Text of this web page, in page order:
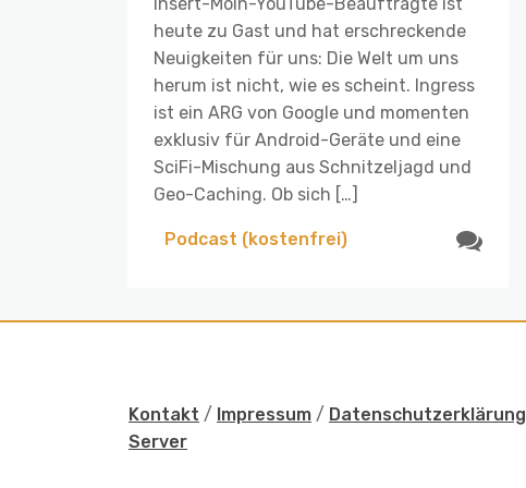
heute zu Gast und hat erschreckende
Neuigkeiten für uns: Die Welt um uns
herum ist nicht, wie es scheint. Ingress
ist ein ARG von Google und momenten
exklusiv für Android-Geräte und eine
SciFi-Mischung aus Schnitzeljagd und
Geo-Caching. Ob sich […]
Podcast (kostenfrei)
Kontakt / Impressum / Datenschutzerklärung
Server